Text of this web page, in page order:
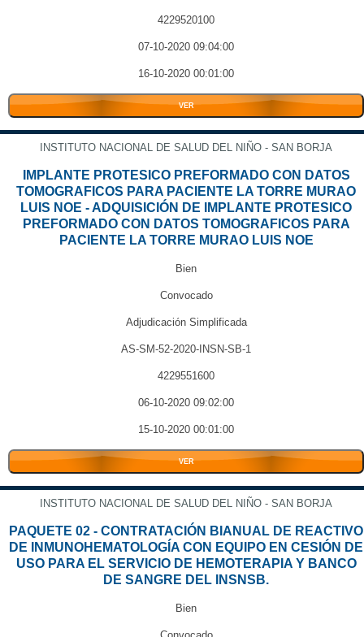
4229520100
07-10-2020 09:04:00
16-10-2020 00:01:00
VER
INSTITUTO NACIONAL DE SALUD DEL NIÑO - SAN BORJA
IMPLANTE PROTESICO PREFORMADO CON DATOS
TOMOGRAFICOS PARA PACIENTE LA TORRE MURAO
LUIS NOE - ADQUISICIÓN DE IMPLANTE PROTESICO
PREFORMADO CON DATOS TOMOGRAFICOS PARA
PACIENTE LA TORRE MURAO LUIS NOE
Bien
Convocado
Adjudicación Simplificada
AS-SM-52-2020-INSN-SB-1
4229551600
06-10-2020 09:02:00
15-10-2020 00:01:00
VER
INSTITUTO NACIONAL DE SALUD DEL NIÑO - SAN BORJA
PAQUETE 02 - CONTRATACIÓN BIANUAL DE REACTIVO
DE INMUNOHEMATOLOGÍA CON EQUIPO EN CESIÓN DE
USO PARA EL SERVICIO DE HEMOTERAPIA Y BANCO
DE SANGRE DEL INSNSB.
Bien